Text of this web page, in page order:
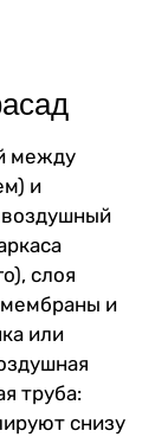
между
и
слоя
и
или
труба:
снизу